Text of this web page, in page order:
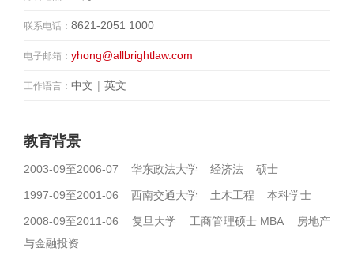
联系电话： 8621-2051 1000
电子邮箱： yhong@allbrightlaw.com
工作语言： 中文 | 英文
教育背景
2003-09至2006-07 华东政法大学 经济法 硕士
1997-09至2001-06 西南交通大学 土木工程 本科学士
2008-09至2011-06 复旦大学 工商管理硕士 MBA 房地产
与金融投资